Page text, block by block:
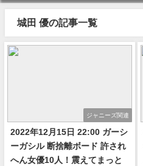
城田 優の記事一覧
ジャニーズ関連
2022年12月15日 22:00 ガーシ
ーガシル 断捨離ボード 許され
へん女優10人！震えてまっと